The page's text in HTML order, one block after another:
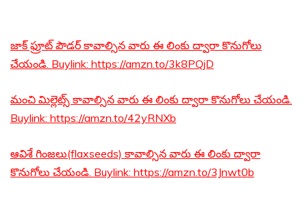
జాక్ ఫ్రూట్ పౌడర్ కావాల్సిన వారు ఈ లింకు ద్వారా కొనుగోలు
చేయండి. Buylink: https://amzn.to/3k8PQjD
మంచి మిల్లెట్స్ కావాల్సిన వారు ఈ లింకు ద్వారా కొనుగోలు చేయండి.
Buylink: https://amzn.to/42yRNXb
ఆవిశే గింజలు(flaxseeds) కావాల్సిన వారు ఈ లింకు ద్వారా
కొనుగోలు చేయండి. Buylink: https://amzn.to/3Jnwt0b